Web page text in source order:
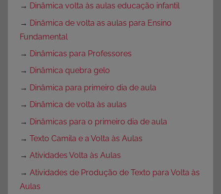
→ Dinâmica volta às aulas educação infantil
→ Dinâmica de volta as aulas para Ensino
Fundamental
→ Dinâmicas para Professores
→ Dinâmica quebra gelo
→ Dinâmica para primeiro dia de aula
→ Dinâmica de volta às aulas
→ Dinâmicas para o primeiro dia de aula
→ Texto Camila e a Volta às Aulas
→ Atividades Volta às Aulas
→ Atividades de Produção de Texto para Volta às
Aulas